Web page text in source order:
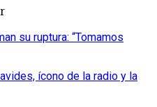
su ruptura: “Tomamos
ícono de la radio y la